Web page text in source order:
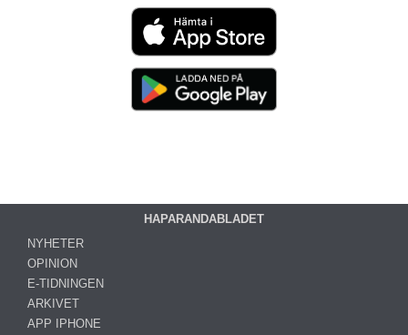
HAPARANDABLADET
NYHETER
OPINION
E-TIDNINGEN
ARKIVET
APP IPHONE